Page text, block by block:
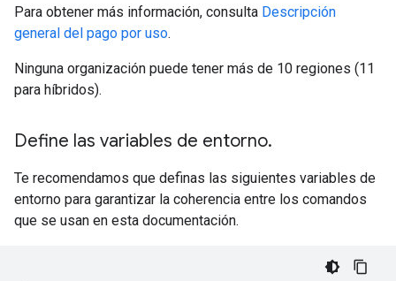
Para obtener más información, consulta Descripción
general del pago por uso.
Ninguna organización puede tener más de 10 regiones (11
para híbridos).
Define las variables de entorno.
Te recomendamos que definas las siguientes variables de
entorno para garantizar la coherencia entre los comandos
que se usan en esta documentación.